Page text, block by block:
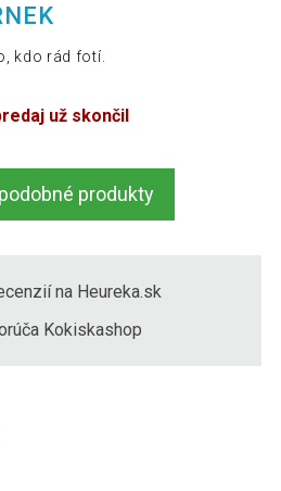
kdo rád fotí.
už skončil
produkty
na Heureka.sk
Kokiskashop